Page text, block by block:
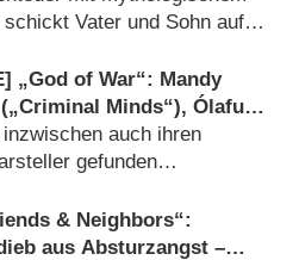
schickt Vater und Sohn auf
„God of War“: Mandy
Minds“), Ólafur
(„Trapped „) und Max
in weiteren
auch ihren
gefunden
& Neighbors“:
aus Absturzangst –